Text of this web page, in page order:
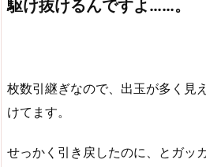
駆け抜けるんですよ……。
枚数引継ぎなので、出玉が多く見
けてます。
せっかく引き戻したのに、とガッ